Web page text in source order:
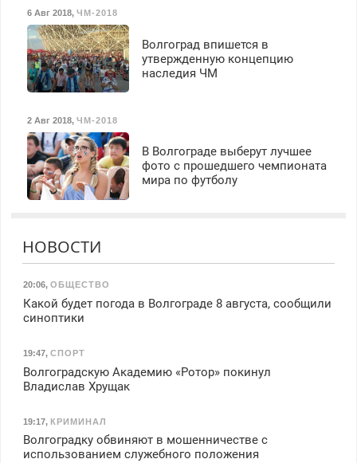
6 Авг 2018, ЧМ-2018
Волгоград впишется в
утвержденную концепцию
наследия ЧМ
2 Авг 2018, ЧМ-2018
В Волгограде выберут лучшее
фото с прошедшего чемпионата
мира по футболу
НОВОСТИ
20:06, ОБЩЕСТВО
Какой будет погода в Волгограде 8 августа, сообщили
синоптики
19:47, СПОРТ
Волгоградскую Академию «Ротор» покинул
Владислав Хрущак
19:17, КРИМИНАЛ
Волгоградку обвиняют в мошенничестве с
использованием служебного положения